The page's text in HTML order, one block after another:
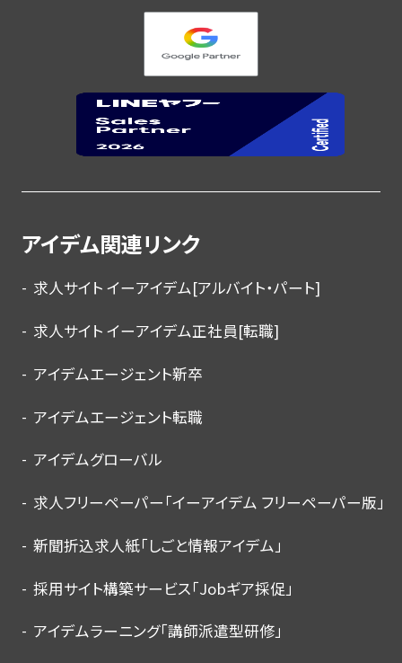
アイデム関連リンク
求人サイト イーアイデム[アルバイト・パート]
求人サイト イーアイデム正社員[転職]
アイデムエージェント新卒
アイデムエージェント転職
アイデムグローバル
求人フリーペーパー「イーアイデム フリーペーパー版」
新聞折込求人紙「しごと情報アイデム」
採用サイト構築サービス「Jobギア採促」
アイデムラーニング「講師派遣型研修」